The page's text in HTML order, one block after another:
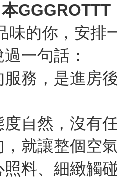
的你，安排
一句話：
服務，是進房
自然，沒有
就讓整個空
料、細緻觸